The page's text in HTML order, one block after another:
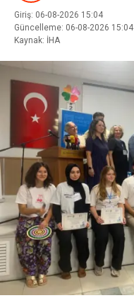
Giriş: 06-08-2026 15:04
Güncelleme: 06-08-2026 15:04
Kaynak: İHA